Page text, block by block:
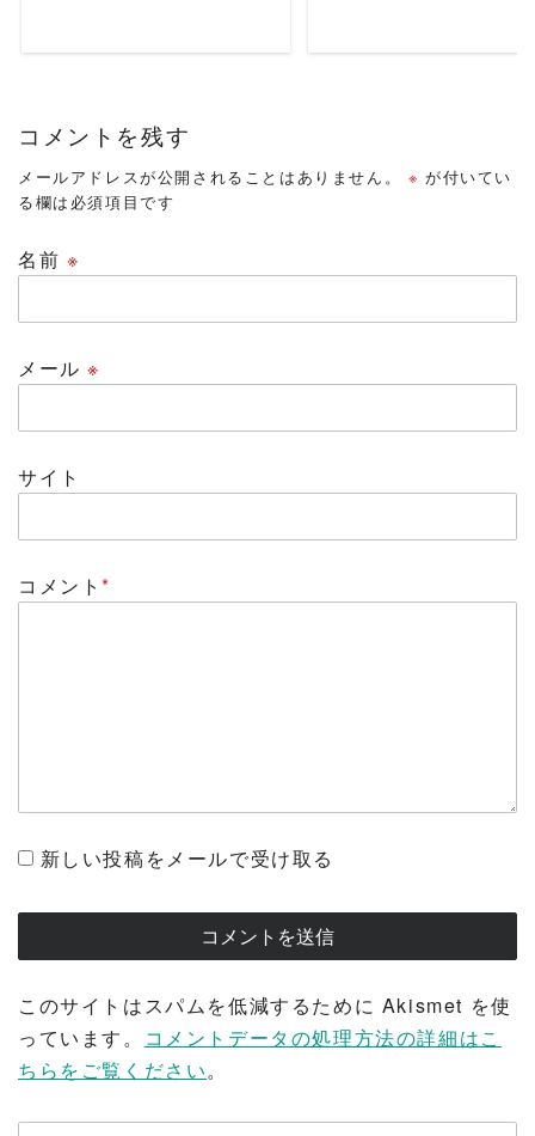
コメントを残す
メールアドレスが公開されることはありません。 ※ が付いてい
る欄は必須項目です
名前 ※
メール※
サイト
コメント*
新しい投稿をメールで受け取る
このサイトはスパムを低減するために Akismet を使
っています。
コメントデータの処理方法の詳細はこ
ちらをご覧ください。